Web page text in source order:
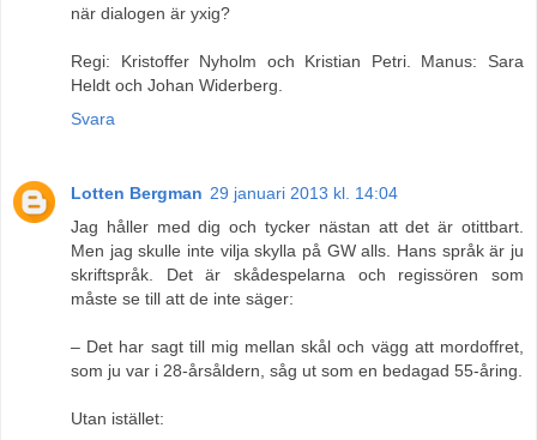
när dialogen är yxig?
Regi: Kristoffer Nyholm och Kristian Petri. Manus: Sara
Heldt och Johan Widerberg.
Svara
Lotten Bergman 29 januari 2013 kl. 14:04
Jag håller med dig och tycker nästan att det är otittbart.
Men jag skulle inte vilja skylla på GW alls. Hans språk är ju
skriftspråk. Det är skådespelarna och regissören som
måste se till att de inte säger:
– Det har sagt till mig mellan skål och vägg att mordoffret,
som ju var i 28-årsåldern, såg ut som en bedagad 55-åring.
Utan istället: